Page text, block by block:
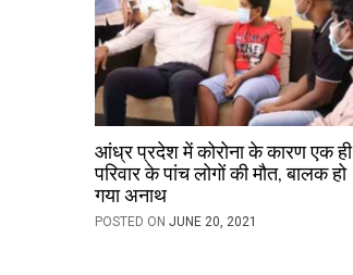
a
t
i
o
n
आंध्र प्रदेश में कोरोना के कारण एक ही
परिवार के पांच लोगों की मौत, बालक हो
गया अनाथ
POSTED ON JUNE 20, 2021